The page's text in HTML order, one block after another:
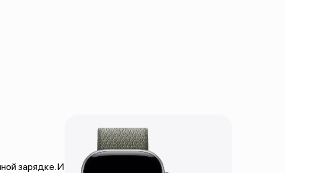
зарядке. И